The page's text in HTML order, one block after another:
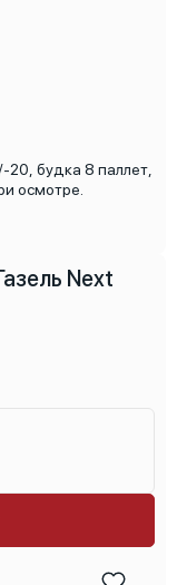
20, будка 8 паллет,
осмотре.
Next